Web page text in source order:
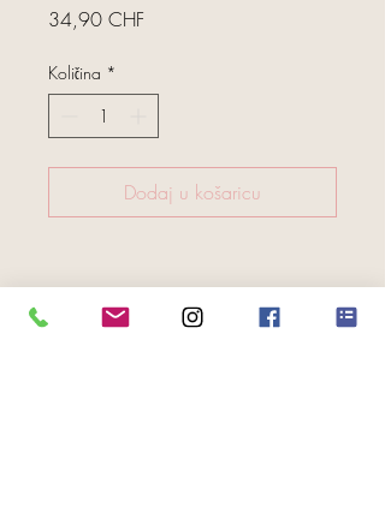
34,90 CHFCijena
Količina *
Dodaj u košaricu